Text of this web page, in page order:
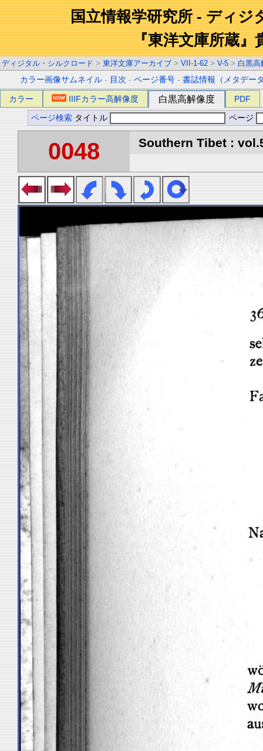
国立情報学研究所 - ディジ
『東洋文庫所蔵』
ディジタル・シルクロード > 東洋文庫アーカイブ > VII-1-62 > V-5 > 白黒高
カラー画像サムネイル - 目次 -ページ番号 -書誌情報（メタデー
カラー IIIFカラー高解像度 白黒高解像度 PDF
ページ検索 タイトル ページ
0048 Southern Tibet :